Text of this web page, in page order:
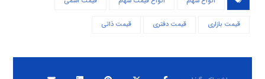
قیمت بازاری قیمت دفتری قیمت ذاتی